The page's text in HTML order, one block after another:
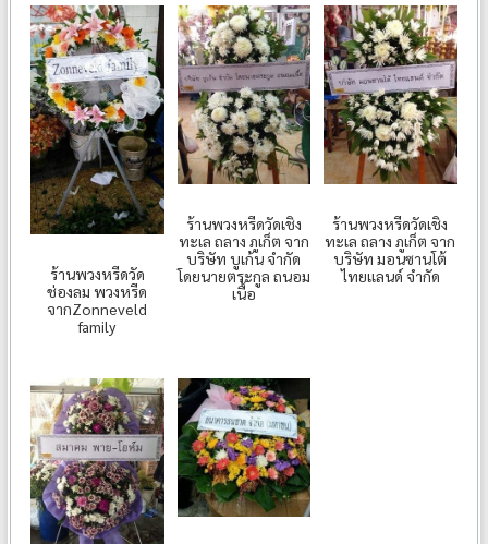
ร้านพวงหรีดวัด
ช่องลม พวงหรีด
จากZonneveld
family
ร้านพวงหรีดวัดเชิง
ทะเล ถลาง ภูเก็ต จาก
บริษัท บูเก้น จำกัด
โดยนายตระกูล ถนอม
เนื้อ
ร้านพวงหรีดวัดเชิง
ทะเล ถลาง ภูเก็ต จาก
บริษัท มอนซานโต้
ไทยเเลนด์ จำกัด